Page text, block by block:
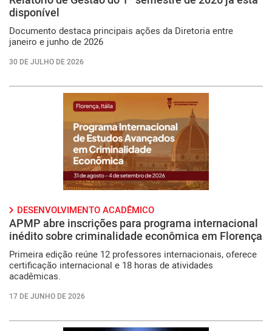
disponível
Documento destaca principais ações da Diretoria entre
janeiro e junho de 2026
30 DE JULHO DE 2026
DESENVOLVIMENTO ACADÊMICO
APMP abre inscrições para programa internacional
inédito sobre criminalidade econômica em Florença
Primeira edição reúne 12 professores internacionais, oferece
certificação internacional e 18 horas de atividades
acadêmicas.
17 DE JUNHO DE 2026